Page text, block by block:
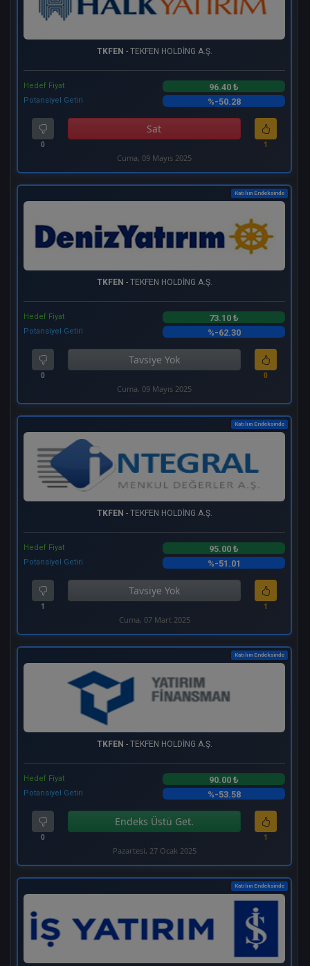
TKFEN - TEKFEN HOLDİNG A.Ş.
Hedef Fiyat 96.40 ₺
Potansiyel Getiri %-50.28
0
Sat
1
Cuma, 09 Mayıs 2025
Katılım Endeksinde
TKFEN - TEKFEN HOLDİNG A.Ş.
Hedef Fiyat 73.10 ₺
Potansiyel Getiri %-62.30
0
Tavsiye Yok
0
Cuma, 09 Mayıs 2025
Katılım Endeksinde
TKFEN - TEKFEN HOLDİNG A.Ş.
Hedef Fiyat 95.00 ₺
Potansiyel Getiri %-51.01
1
Tavsiye Yok
1
Cuma, 07 Mart 2025
Katılım Endeksinde
TKFEN - TEKFEN HOLDİNG A.Ş.
Hedef Fiyat 90.00 ₺
Potansiyel Getiri %-53.58
0
Endeks Üstü Get.
1
Pazartesi, 27 Ocak 2025
Katılım Endeksinde